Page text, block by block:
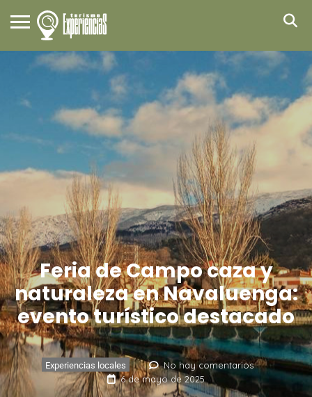
Feria de Campo caza y
naturaleza en Navaluenga:
evento turístico destacado
Experiencias locales
No hay comentarios
6 de mayo de 2025